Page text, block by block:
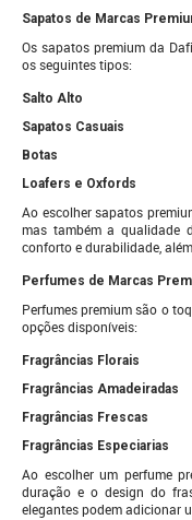
Sapatos de Marcas
Os sapatos premium da
os seguintes tipos:
Salto Alto
Sapatos Casuais
Botas
Loafers e Oxfords
Ao escolher sapatos
mas também a qualidade
conforto e durabilidade,
Perfumes de Marcas
Perfumes premium são o
opções disponíveis:
Fragrâncias Florais
Fragrâncias Amadeiradas
Fragrâncias Frescas
Fragrâncias Especiarias
Ao escolher um perfume
duração e o design do
elegantes podem adicionar